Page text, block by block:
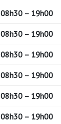
08h30 – 19h00
08h30 – 19h00
08h30 – 19h00
08h30 – 19h00
08h30 – 19h00
08h30 – 19h00